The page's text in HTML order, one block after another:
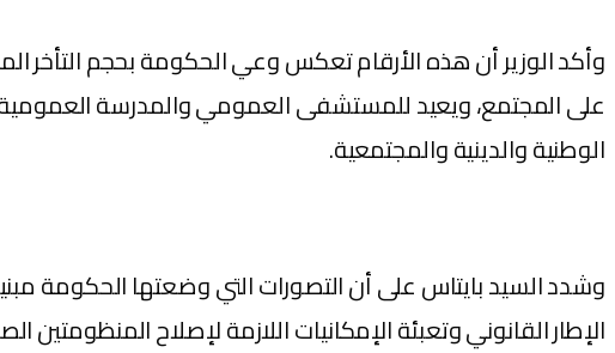
وأكد الوزير أن هذه الأرقام تعكس وعي الحكومة بحجم التأخر
على المجتمع، ويعيد للمستشفى العمومي والمدرسة العمومية
الوطنية والدينية والمجتمعية.
وشدد السيد بايتاس على أن التصورات التي وضعتها الحكومة
الإطار القانوني وتعبئة الإمكانيات اللازمة لإصلاح